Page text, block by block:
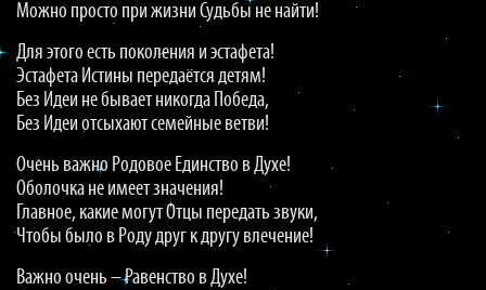
Можно просто при жизни Судьбы не найти!
Для этого есть поколения и эстафета!
Эстафета Истины передаётся детям!
Без Идеи не бывает никогда Победа,
Без Идеи отсыхают семейные ветви!
Очень важно Родовое Единство в Духе!
Оболочка не имеет значения!
Главное, какие могут Отцы передать звуки,
Чтобы было в Роду друг к другу влечение!
Важно очень – Равенство в Духе!